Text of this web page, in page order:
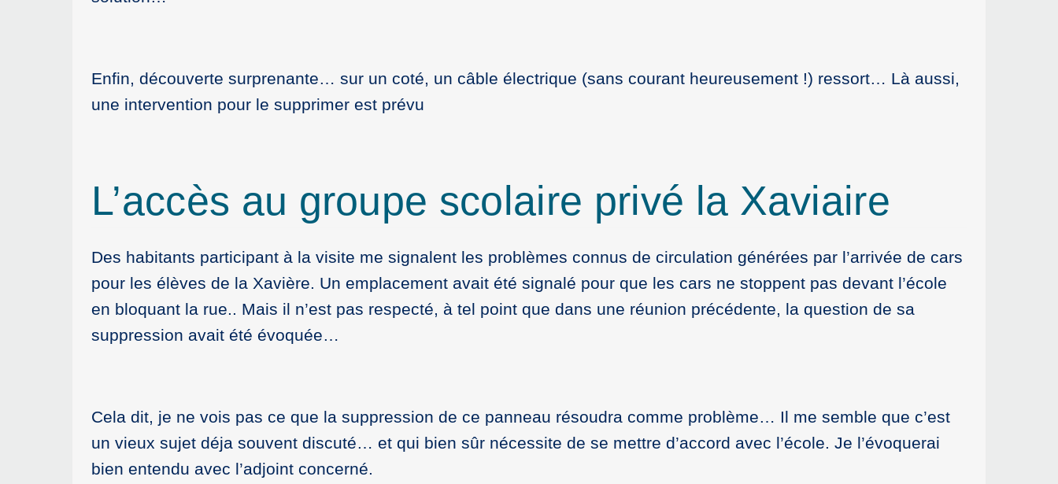
Enfin, découverte surprenante… sur un coté, un câble électrique (sans courant heureusement !) ressort… Là aussi,
une intervention pour le supprimer est prévu
L’accès au groupe scolaire privé la Xaviaire
Des habitants participant à la visite me signalent les problèmes connus de circulation générées par l’arrivée de cars
pour les élèves de la Xavière. Un emplacement avait été signalé pour que les cars ne stoppent pas devant l’école
en bloquant la rue.. Mais il n’est pas respecté, à tel point que dans une réunion précédente, la question de sa
suppression avait été évoquée…
Cela dit, je ne vois pas ce que la suppression de ce panneau résoudra comme problème… Il me semble que c’est
un vieux sujet déja souvent discuté… et qui bien sûr nécessite de se mettre d’accord avec l’école. Je l’évoquerai
bien entendu avec l’adjoint concerné.